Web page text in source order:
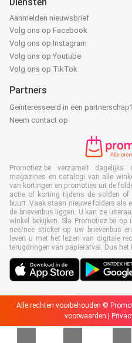
Aanmelden nieuwsbrief
Volg ons op Facebook
Volg ons op Instagram
Volg ons op Youtube
Volg ons op TikTok
Partners
Geïnteresseerd in een
Neem contact op
Promotiez.be verzamelt dagelijks
magazines en catalogi van alle
van kortingen en promoties uit de
actie of korting tijdens de solden
buurt. Vaak staan nieuwe folders als
de brievenbus liggen. U kan ze
winkel bekijken. Sla Promotiez.be op
nee/nee sticker op uw brievenbus
levert u met het lezen van digitale
terugdringen van papierafval. Dus het
Alle rechten voorbehouden ©
voorwaarden |